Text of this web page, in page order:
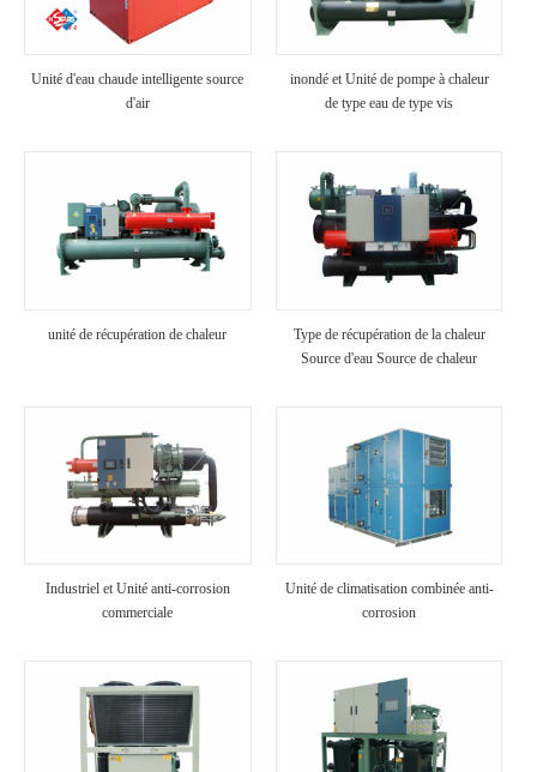
Unité d'eau chaude intelligente source
d'air
inondé et Unité de pompe à chaleur
de type eau de type vis
unité de récupération de chaleur
Type de récupération de la chaleur
Source d'eau Source de chaleur
Industriel et Unité anti-corrosion
commerciale
Unité de climatisation combinée anti-
corrosion